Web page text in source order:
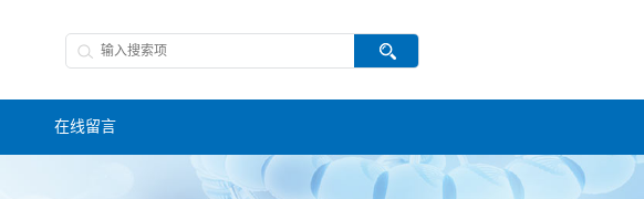
在线留言